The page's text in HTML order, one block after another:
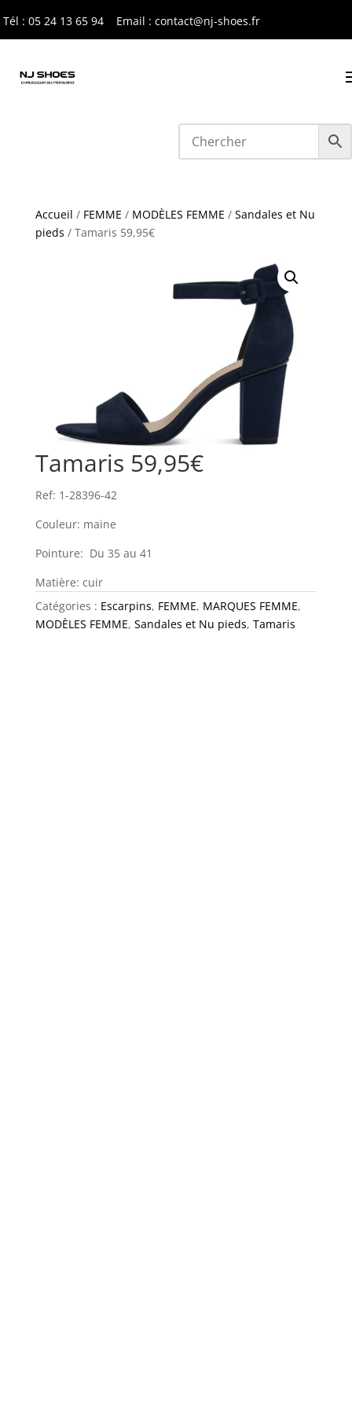
Tél : 05 24 13 65 94 Email : contact@nj-shoes.fr
Accueil / FEMME / MODÈLES FEMME / Sandales et Nu
pieds / Tamaris 59,95€
Tamaris 59,95€
Ref: 1-28396-42
Couleur: maine
Pointure: Du 35 au 41
Matière: cuir
Catégories : Escarpins, FEMME, MARQUES FEMME,
MODÈLES FEMME, Sandales et Nu pieds, Tamaris